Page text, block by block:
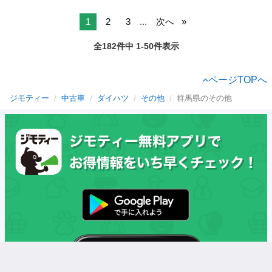
1 2 3 ... 次へ
全182件中 1-50件表示
ページTOPへ
ジモティー 中古車 ダイハツ その他 群馬県のその他